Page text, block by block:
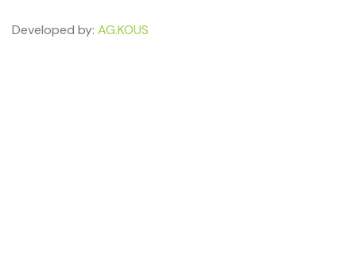
Developed by: AG.KOUS